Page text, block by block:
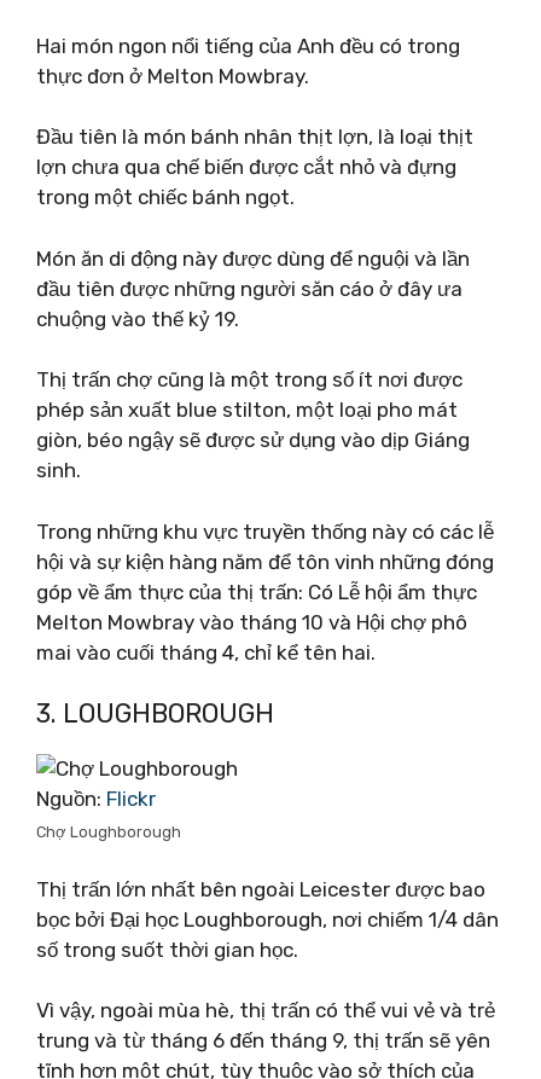
Hai món ngon nổi tiếng của Anh đều có trong
thực đơn ở Melton Mowbray.
Đầu tiên là món bánh nhân thịt lợn, là loại thịt
lợn chưa qua chế biến được cắt nhỏ và đựng
trong một chiếc bánh ngọt.
Món ăn di động này được dùng để nguội và lần
đầu tiên được những người săn cáo ở đây ưa
chuộng vào thế kỷ 19.
Thị trấn chợ cũng là một trong số ít nơi được
phép sản xuất blue stilton, một loại pho mát
giòn, béo ngậy sẽ được sử dụng vào dịp Giáng
sinh.
Trong những khu vực truyền thống này có các lễ
hội và sự kiện hàng năm để tôn vinh những đóng
góp về ẩm thực của thị trấn: Có Lễ hội ẩm thực
Melton Mowbray vào tháng 10 và Hội chợ phô
mai vào cuối tháng 4, chỉ kể tên hai.
3. LOUGHBOROUGH
Nguồn: Flickr
Chợ Loughborough
Thị trấn lớn nhất bên ngoài Leicester được bao
bọc bởi Đại học Loughborough, nơi chiếm 1/4 dân
số trong suốt thời gian học.
Vì vậy, ngoài mùa hè, thị trấn có thể vui vẻ và trẻ
trung và từ tháng 6 đến tháng 9, thị trấn sẽ yên
tĩnh hơn một chút, tùy thuộc vào sở thích của